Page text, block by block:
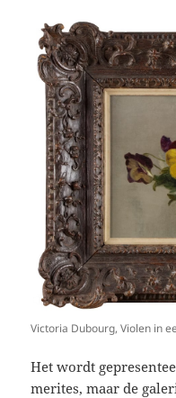
Victoria Dubourg, Violen in
Het wordt
merites, maar de